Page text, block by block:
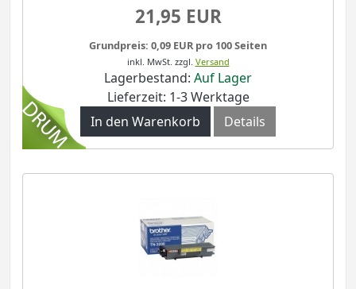
21,95 EUR
Grundpreis: 0,09 EUR pro 100 Seiten
inkl. MwSt. zzgl. Versand
Lagerbestand: Auf Lager
Lieferzeit: 1-3 Werktage
In den Warenkorb
Details